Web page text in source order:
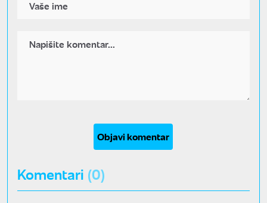
Objavi komentar
Komentari (0)